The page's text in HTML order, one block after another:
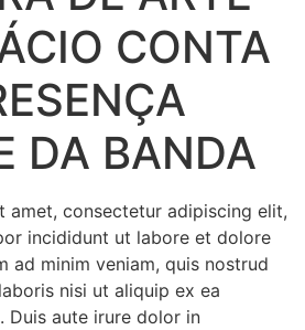
CONTA
DA BANDA
amet, consectetur adipiscing elit,
incididunt ut labore et dolore
ad minim veniam, quis nostrud
nisi ut aliquip ex ea
Duis aute irure dolor in